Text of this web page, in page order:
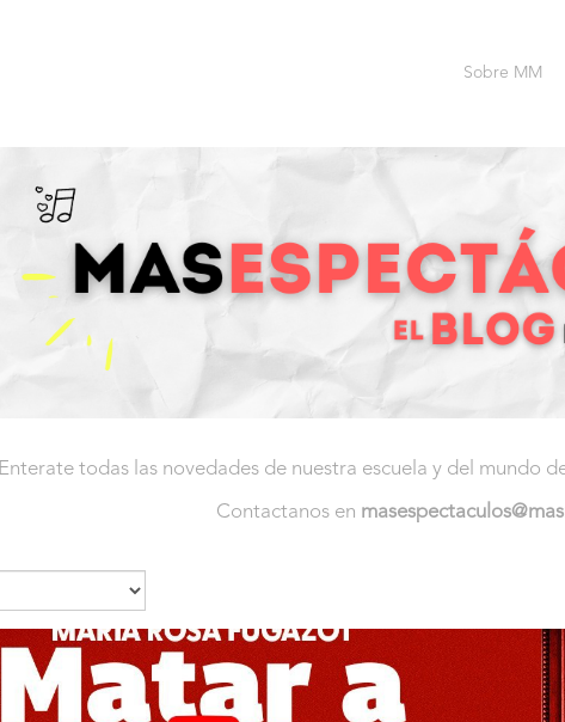
Sobre MM
Enterate todas las novedades de nuestra escuela y del mundo
Contactanos en